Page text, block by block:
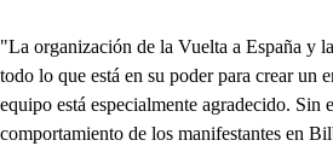
"La organización de la Vuelta a España y
todo lo que está en su poder para crear un
equipo está especialmente agradecido. Sin
comportamiento de los manifestantes en